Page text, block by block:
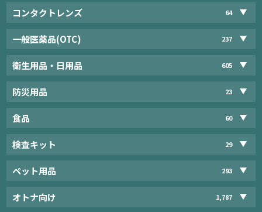
コンタクトレンズ 64
一般医薬品(OTC) 237
衛生用品・日用品 605
防災用品 23
食品 60
検査キット 29
ペット用品 293
オトナ向け 1,787